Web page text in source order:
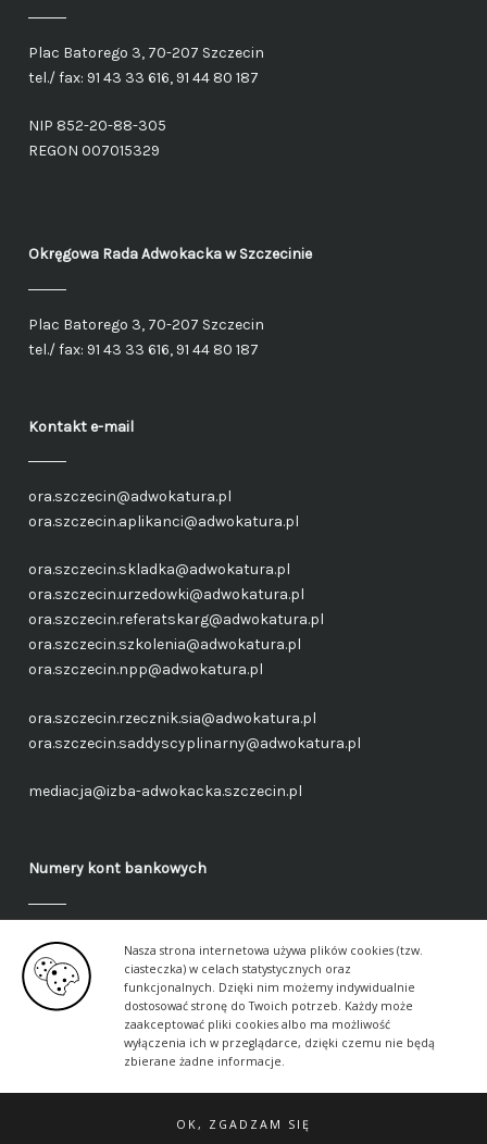
Nasza strona internetowa używa plików cookies (tzw.
ciasteczka) w celach statystycznych oraz
funkcjonalnych. Dzięki nim możemy indywidualnie
dostosować stronę do Twoich potrzeb. Każdy może
zaakceptować pliki cookies albo ma możliwość
wyłączenia ich w przeglądarce, dzięki czemu nie będą
zbierane żadne informacje.
OK, ZGADZAM SIĘ
Plac Batorego 3, 70-207 Szczecin
tel./ fax: 91 43 33 616, 91 44 80 187
NIP 852-20-88-305
REGON 007015329
Okręgowa Rada Adwokackaw Szczecinie
Plac Batorego 3, 70-207 Szczecin
tel./ fax: 91 43 33 616, 91 44 80 187
Kontakt e-mail
ora.szczecin@adwokatura.pl
ora.szczecin.aplikanci@adwokatura.pl
ora.szczecin.skladka@adwokatura.pl
ora.szczecin.urzedowki@adwokatura.pl
ora.szczecin.referatskarg@adwokatura.pl
ora.szczecin.szkolenia@adwokatura.pl
ora.szczecin.npp@adwokatura.pl
ora.szczecin.rzecznik.sia@adwokatura.pl
ora.szczecin.saddyscyplinarny@adwokatura.pl
mediacja@izba-adwokacka.szczecin.pl
Numery kont bankowych
Fundusz administracyjny – ogólny
40 1050 1559 1000 0090 3288 6591
Fundusz aplikancki – ogólny
17 1050 1559 1000 0090 3288 6617